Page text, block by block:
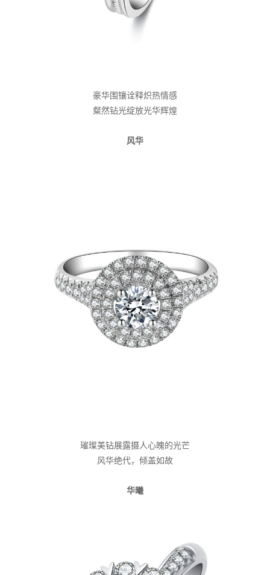
豪华围镶诠释炽热情感
粲然钻光绽放光华辉煌
风华
璀璨美钻展露摄人心魄的光芒
风华绝代，倾盖如故
华曦